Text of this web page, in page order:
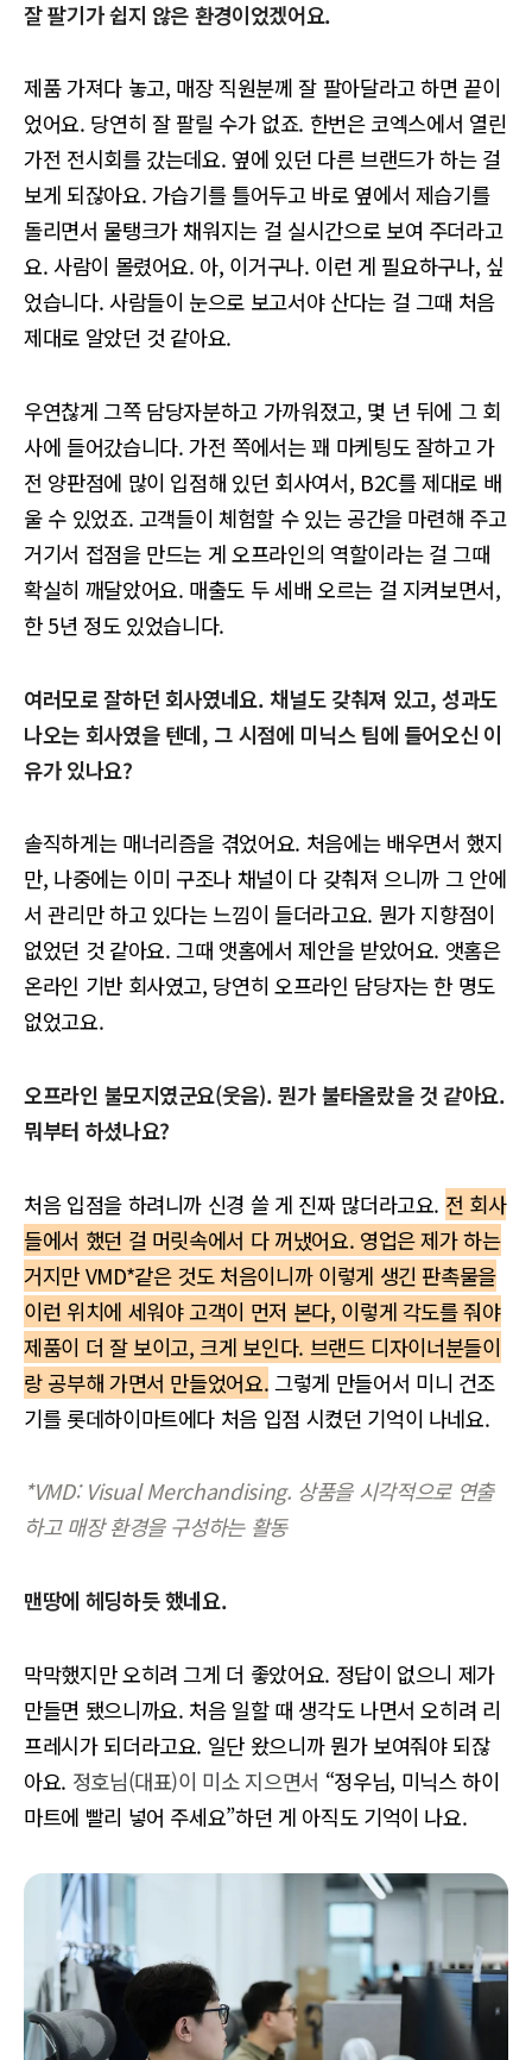
잘 팔기가 쉽지 않은 환경이었겠어요.
제품 가져다 놓고, 매장 직원분께 잘 팔아달라고 하면 끝이
었어요. 당연히 잘 팔릴 수가 없죠. 한번은 코엑스에서 열린
가전 전시회를 갔는데요. 옆에 있던 다른 브랜드가 하는 걸
보게 되잖아요. 가습기를 틀어두고 바로 옆에서 제습기를
돌리면서 물탱크가 채워지는 걸 실시간으로 보여 주더라고
요. 사람이 몰렸어요. 아, 이거구나. 이런 게 필요하구나, 싶
었습니다. 사람들이 눈으로 보고서야 산다는 걸 그때 처음
제대로 알았던 것 같아요.
우연찮게 그쪽 담당자분하고 가까워졌고, 몇 년 뒤에 그 회
사에 들어갔습니다. 가전 쪽에서는 꽤 마케팅도 잘하고 가
전 양판점에 많이 입점해 있던 회사여서, B2C를 제대로 배
울 수 있었죠. 고객들이 체험할 수 있는 공간을 마련해 주고
거기서 접점을 만드는 게 오프라인의 역할이라는 걸 그때
확실히 깨달았어요. 매출도 두 세배 오르는 걸 지켜보면서,
한 5년 정도 있었습니다.
여러모로 잘하던 회사였네요. 채널도 갖춰져 있고, 성과도
나오는 회사였을 텐데, 그 시점에 미닉스 팀에 들어오신 이
유가 있나요?
솔직하게는 매너리즘을 겪었어요. 처음에는 배우면서 했지
만, 나중에는 이미 구조나 채널이 다 갖춰져 으니까 그 안에
서 관리만 하고 있다는 느낌이 들더라고요. 뭔가 지향점이
없었던 것 같아요. 그때 앳홈에서 제안을 받았어요. 앳홈은
온라인 기반 회사였고, 당연히 오프라인 담당자는 한 명도
없었고요.
오프라인 불모지였군요(웃음). 뭔가 불타올랐을 것 같아요.
뭐부터 하셨나요?
처음 입점을 하려니까 신경 쓸 게 진짜 많더라고요. 전 회사
들에서 했던 걸 머릿속에서 다 꺼냈어요. 영업은 제가 하는
거지만 VMD*같은 것도 처음이니까 이렇게 생긴 판촉물을
이런 위치에 세워야 고객이 먼저 본다, 이렇게 각도를 줘야
제품이 더 잘 보이고, 크게 보인다. 브랜드 디자이너분들이
랑 공부해 가면서 만들었어요. 그렇게 만들어서 미니 건조
기를 롯데하이마트에다 처음 입점 시켰던 기억이 나네요.
*VMD: Visual Merchandising. 상품을 시각적으로 연출
하고 매장 환경을 구성하는 활동
맨땅에 헤딩하듯 했네요.
막막했지만 오히려 그게 더 좋았어요. 정답이 없으니 제가
만들면 됐으니까요. 처음 일할 때 생각도 나면서 오히려 리
프레시가 되더라고요. 일단 왔으니까 뭔가 보여줘야 되잖
아요. 정호님(대표)이 미소 지으면서 “정우님, 미닉스 하이
마트에 빨리 넣어 주세요”하던 게 아직도 기억이 나요.